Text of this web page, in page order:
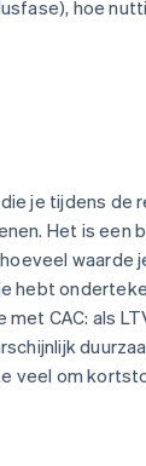
hoe
je tijdens de
Het is een
waarde
hebt
CAC: als
veel om